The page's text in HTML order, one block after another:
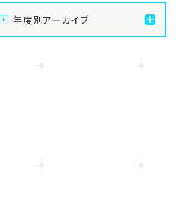
【十日町】お盆期間のお問
い合わせに関しまして
年度別アーカイブ